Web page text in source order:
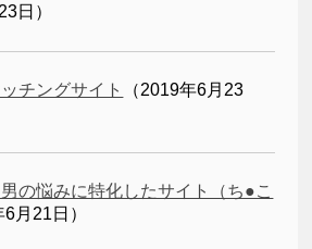
日）
チングサイト
（2019年6月23
の悩みに特化したサイト（ち●こ
6月21日）